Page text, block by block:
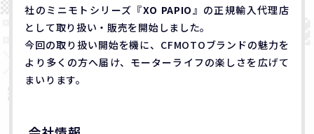
社のミニモトシリーズ『XO PAPIO 』の正規輸入代理店
として取り扱い・販売を開始しました。
今回の取り扱い開始を機に、CFMOTOブランドの魅力を
より多くの方へ届け、モーターライフの楽しさを広げて
まいります。